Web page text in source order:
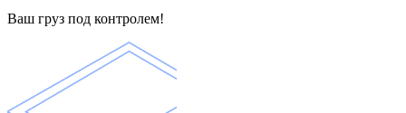
Ваш груз под контролем!